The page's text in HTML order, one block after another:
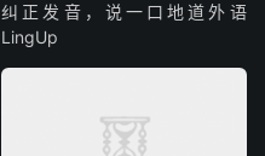
纠正发音，说一口地道外语
LingUp